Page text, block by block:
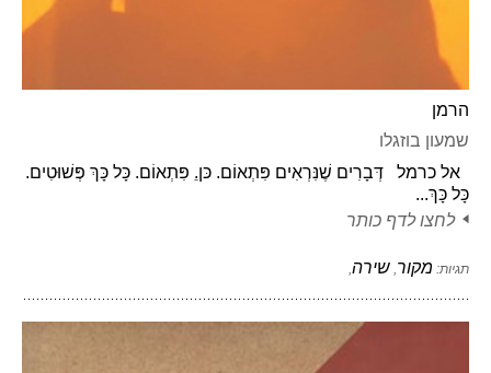
הרמן
שמעון בוזגלו
אל כרמל דְּבָרִים שֶׁנִּרְאִים פִּתְאוֹם. כּןֵ. פִּתְאוֹם. כָּל כָּךְ פְּשׁוּטִים.
כָּל כָּךְ...
לחצו לדף כותר
תגיות: מקור, שירה,